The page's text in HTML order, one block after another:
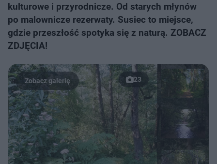
kulturowe i przyrodnicze. Od starych młynów
po malownicze rezerwaty. Susiec to miejsce,
gdzie przeszłość spotyka się z naturą. ZOBACZ
ZDJĘCIA!
23